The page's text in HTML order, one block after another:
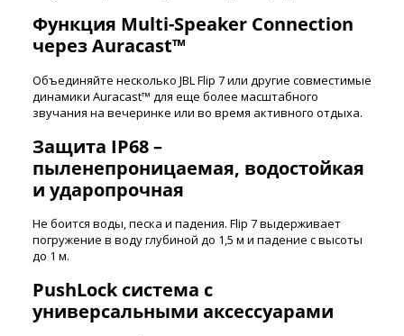
Функция Multi-Speaker Connection
через Auracast™
Объединяйте несколько JBL Flip 7 или другие совместимые
динамики Auracast™ для еще более масштабного
звучания на вечеринке или во время активного отдыха.
Защита IP68 –
пыленепроницаемая, водостойкая
и ударопрочная
Не боится воды, песка и падения. Flip 7 выдерживает
погружение в воду глубиной до 1,5 м и падение с высоты
до 1 м.
PushLock система с
универсальными аксессуарами